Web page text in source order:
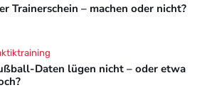
Trainerschein – machen oder nicht?
Daten lügen nicht – oder etwa